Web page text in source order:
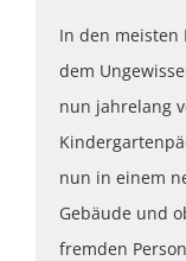
In den meisten
dem
nun jahrelang
nun in einem
Gebäude und
fremden